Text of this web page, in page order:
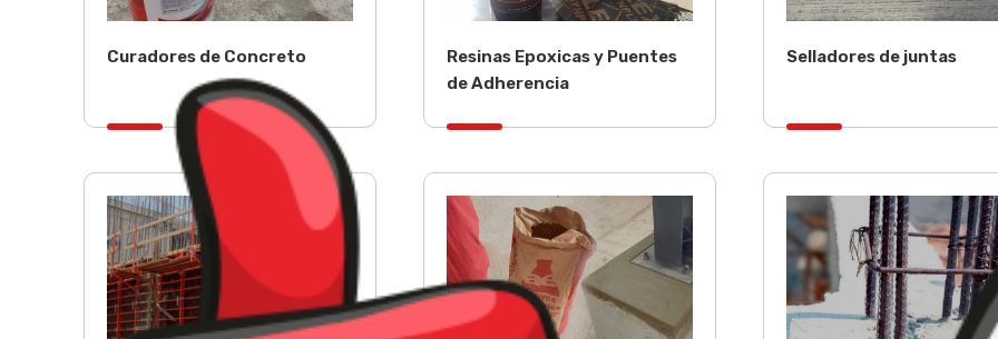
Curadores de Concreto
Resinas Epoxicas y Puentes
de Adherencia
Selladores de juntas